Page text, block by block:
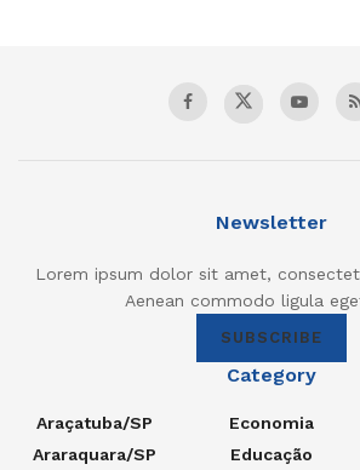
Newsletter
Lorem ipsum dolor sit amet,
Aenean commodo ligula
SUBSCRIBE
Category
Araçatuba/SP
Araraquara/SP
Economia
Educação